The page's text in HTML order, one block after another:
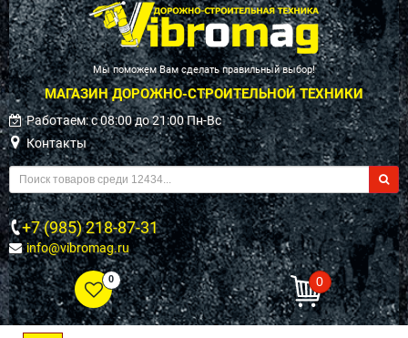
Мы поможем Вам сделать правильный выбор!
МАГАЗИН ДОРОЖНО-СТРОИТЕЛЬНОЙ ТЕХНИКИ
Работаем: c 08:00 до 21:00 Пн-Вс
Контакты
+7 (985) 218-87-31
info@vibromag.ru
0 0